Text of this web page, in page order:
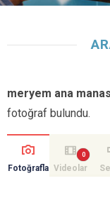
meryem ana
fotoğraf bulundu.
Fotoğrafla Videolar